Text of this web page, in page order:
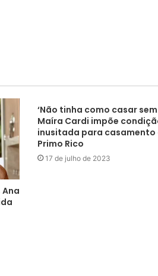
‘Não tinha como casar
Maíra Cardi impõe
inusitada para casamento
Primo Rico
17 de julho de 2023